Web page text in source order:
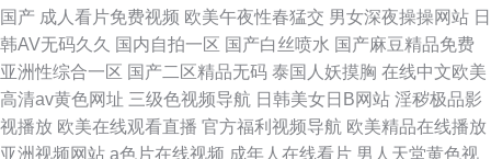
国产 成人看片免费视频 欧美午夜性春猛交 男女深夜操操网站 日
韩AV无码久久 国内自拍一区 国产白丝喷水 国产麻豆精品免费
亚洲性综合一区 国产二区精品无码 泰国人妖摸胸 在线中文欧美
高清av黄色网址 三级色视频导航 日韩美女日B网站 淫秽极品影
视播放 欧美在线观看直播 官方福利视频导航 欧美精品在线播放
亚洲视频网站 a色片在线视频 成年人在线看片 男人天堂黄色视